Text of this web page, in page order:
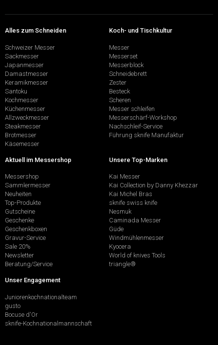
Alles zum Schneiden
Schweizer Messer
Sackmesser
Japanmesser
Damastmesser
Keramikmesser
Santoku
Kochmesser
Küchenmesser
Allzweckmesser
Steakmesser
Brotmesser
Käsemesser
Koch- und Tischkultur
Messer
Messerset
Messerblock
Schneidebrett
Zester
Besteck
Scheren
Messer schleifen
Messerschärf-Workshop
Nachschleif-Service
Führung sknife Manufaktur
Aktuell im Messershop
Messershop
Sammlermesser
Neuheiten
Top-Produkte
Gutscheine
Geschenke
Geschenkboxen
Gravur-Service
Sale 20%
Newsletter
Beratung/Service
Unsere Top-Marken
Kai Messer
Kai Collection by Danny Khezzar
Kai Michel Bras
sknife swiss knife
Nesmuk
Caminada Messer
Güde
Windmühlenmesser
Kyocera
World of knives Tools
triangle®
Unser Engagement
Juniorenkochnationalteam
gusto
Bocuse d'Or
sknife-Kochnationalmannschaft